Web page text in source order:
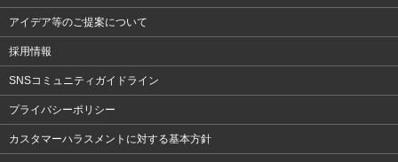
アイデア等のご提案について
採用情報
SNSコミュニティガイドライン
プライバシーポリシー
カスタマーハラスメントに対する基本方針